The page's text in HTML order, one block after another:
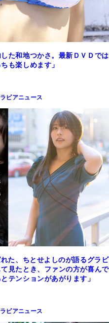
た和地つかさ。最新ＤＶＤでは
も楽しめます」
ビアニュース
た、ちとせよしのが語るグラビ
見たとき、ファンの方が喜んで
テンションがあがります」
ビアニュース